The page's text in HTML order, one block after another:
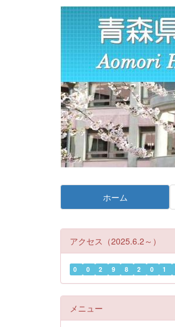
ホーム
アクセス（2025.6.2～）
0 0 2 9 8 2 0 1
メニュー